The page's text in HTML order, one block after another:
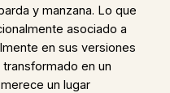
y manzana. Lo que
asociado a
en sus versiones
en un
un lugar